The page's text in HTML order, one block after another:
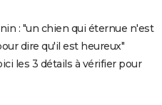
: "un chien qui éternue n'est
dire qu'il est heureux"
les 3 détails à vérifier pour